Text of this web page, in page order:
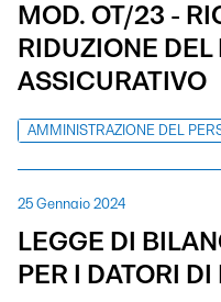
MOD. OT/23 -
RIDUZIONE DEL
ASSICURATIVO
AMMINISTRAZIONE DEL
25 Gennaio 2024
LEGGE DI
PER I DATORI DI